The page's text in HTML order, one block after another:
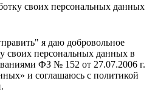
своих персональных данных
я даю добровольное
своих персональных данных в
ФЗ № 152 от 27.07.2006 г.
и соглашаюсь с политикой